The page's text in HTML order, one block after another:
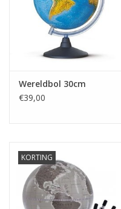
Wereldbol 30cm
€39,00
KORTING